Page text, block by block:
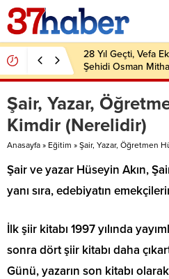
28 Yıl Geçti, Vefa
Şehidi Osman
Şair, Yazar,
Kimdir (Nerelidir)
Anasayfa » Eğitim » Şair, Yazar, Öğretmen
Şair ve yazar Hüseyin Akın,
yanı sıra, edebiyatın
İlk şiir kitabı 1997 yılında
sonra dört şiir kitabı daha
Günü, yazarın son kitabı